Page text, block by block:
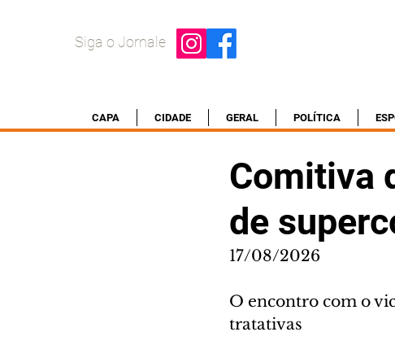
Siga o Jornale
CAPA CIDADE GERAL POLÍTICA
Comitiva
de
17/08/2026
O encontro com o
tratativas